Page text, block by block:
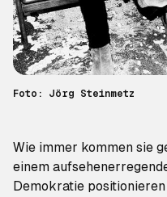
Foto: Jörg Steinmetz
Wie immer kommen sie
einem
Demokratie